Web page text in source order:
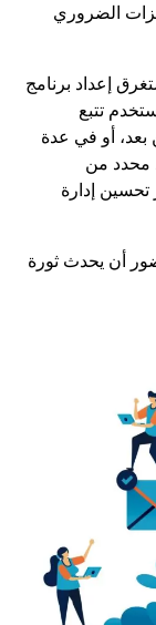
الضروري
إعداد برنامج
تتبع
أو في عدة
محدد من
تحسين إدارة
أن يحدث ثورة